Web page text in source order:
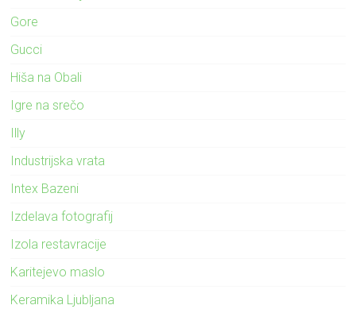
Gore
Gucci
Hiša na Obali
Igre na srečo
Illy
Industrijska vrata
Intex Bazeni
Izdelava fotografij
Izola restavracije
Karitejevo maslo
Keramika Ljubljana